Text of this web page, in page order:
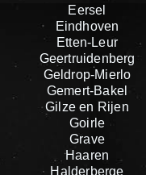
Eersel
Eindhoven
Etten-Leur
Geertruidenberg
Geldrop-Mierlo
Gemert-Bakel
Gilze en Rijen
Goirle
Grave
Haaren
Halderberge